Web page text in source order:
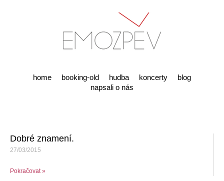
home booking-old hudba koncerty
blog
napsali o nás
Dobré znamení.
27/03/2015
Pokračovat »